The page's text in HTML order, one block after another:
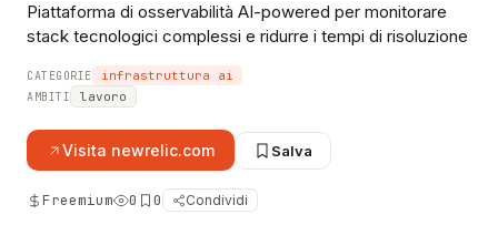
Piattaforma di osservabilità AI-powered per monitorare
stack tecnologici complessi e ridurre i tempi di risoluzione
CATEGORIE infrastruttura ai
AMBITI lavoro
Visita newrelic.com Salva
Freemium 0 0 Condividi